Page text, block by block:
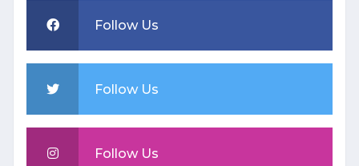
Follow Us
Follow Us
Follow Us